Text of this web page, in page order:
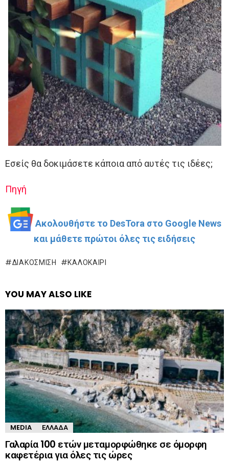
Εσείς θα δοκιμάσετε κάποια από αυτές τις ιδέες;
Πηγή
Ακολουθήστε το DesTora στο Google News
και μάθετε πρώτοι όλες τις ειδήσεις
ΔΙΑΚΌΣΜΙΣΗ ΚΑΛΟΚΑΊΡΙ
YOU MAY ALSO LIKE
MEDIA ΕΛΛΆΔΑ
Γαλαρία 100 ετών μεταμορφώθηκε σε όμορφη
καφετέρια για όλες τις ώρες